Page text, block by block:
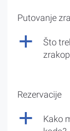
Putovanje
a
Što
Rezervacije
a
Kako